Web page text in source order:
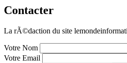
Contacter
La rÃ©daction du site
Votre Nom
Votre Email